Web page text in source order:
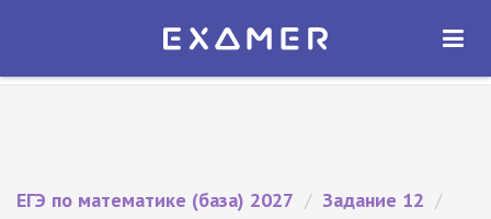
Экзамер — ЕГЭ 2027
ОТКРЫТЬ
ЕГЭ по математике (база) 2027 / Задание 12 /